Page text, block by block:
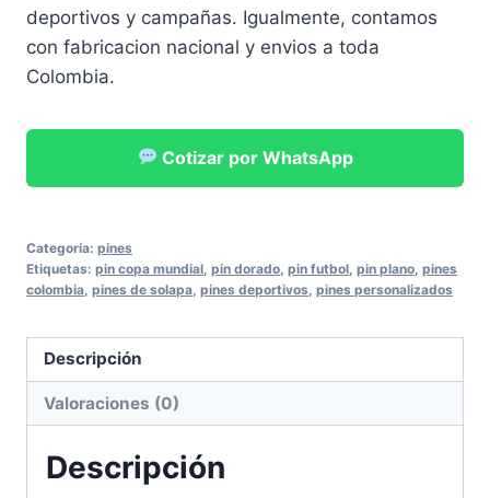
deportivos y campañas. Igualmente, contamos
con fabricacion nacional y envios a toda
Colombia.
Cotizar por WhatsApp
Categoría: pines
Etiquetas: pin copa mundial pin dorado pin futbol pin plano pines
colombia pines de solapa pines deportivos pines personalizados
Descripción
Valoraciones (0)
Descripción